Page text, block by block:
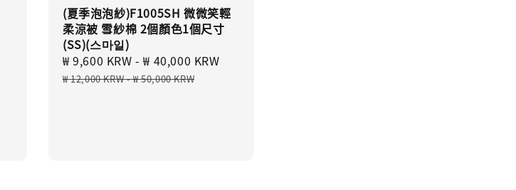
(夏季泡泡紗)F1005SH 微微笑輕
柔涼被 雪紗棉 2個顏色1個尺寸
(SS)(스마일)
Sale
price
₩ 9,600 KRW -₩ 40,000 KRW
₩ 12,000 KRW-₩ 50,000 KRW